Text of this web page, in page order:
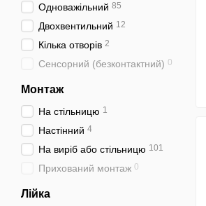
Одноважільний 85
Двохвентильний 12
Кілька отворів 2
Сенсорний (безконтактний) 0
Монтаж
На стільницю 1
Настінний 4
На виріб або стільницю 101
Прихований монтаж 0
Лійка